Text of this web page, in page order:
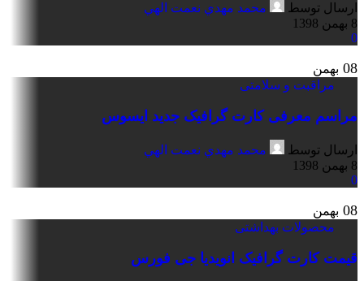
ارسال توسط
محمد مهدي نعمت الهي
8 بهمن 1398
0
08 بهمن
مراقبت و سلامتی
مراسم معرفی کارت گرافیک جدید ایسوس
ارسال توسط
محمد مهدي نعمت الهي
8 بهمن 1398
0
08 بهمن
محصولات بهداشتی
قیمت کارت گرافیک انویدیا جی فورس